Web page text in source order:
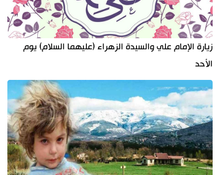
زيارة الإمام علي والسيدة الزهراء (عليهما السلام) يوم
الأحد